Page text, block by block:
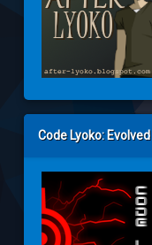
Code Lyoko: Evolved